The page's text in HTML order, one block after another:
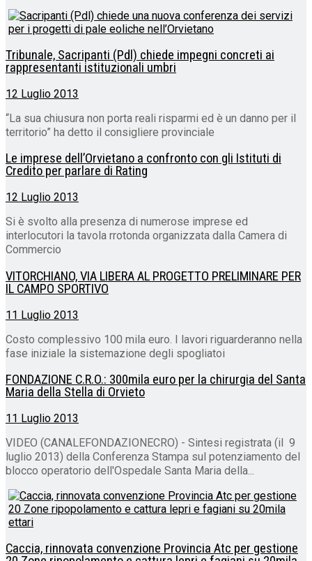
Tribunale, Sacripanti (Pdl) chiede impegni concreti ai
rappresentanti istituzionali umbri
12 Luglio 2013
“La sua chiusura non porta reali risparmi ed è un danno per il
territorio” ha detto il consigliere provinciale
Le imprese dell’Orvietano a confronto con gli Istituti di
Credito per parlare di Rating
12 Luglio 2013
Si è svolto alla presenza di numerose imprese ed
interlocutori la tavola rrotonda organizzata dalla Camera di
Commercio
VITORCHIANO, VIA LIBERA AL PROGETTO PRELIMINARE PER
IL CAMPO SPORTIVO
11 Luglio 2013
Costo complessivo 100 mila euro. I lavori riguarderanno nella
fase iniziale la sistemazione degli spogliatoi
FONDAZIONE C.R.O.: 300mila euro per la chirurgia del Santa
Maria della Stella di Orvieto
11 Luglio 2013
VIDEO (CANALEFONDAZIONECRO) - Sintesi registrata (il 9
luglio 2013) della Conferenza Stampa sul potenziamento del
blocco operatorio dell'Ospedale Santa Maria della...
Caccia, rinnovata convenzione Provincia Atc per gestione